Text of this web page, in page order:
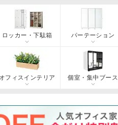
ロッカー・下駄箱 パーテーション
オフィスインテリア 個室・集中ブース